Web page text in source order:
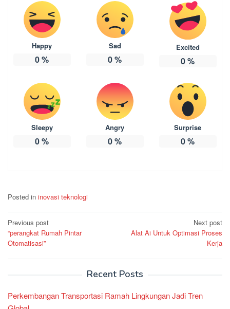
Happy
0%
Sad
0%
Excited
0%
Sleepy
0%
Angry
0%
Surprise
0%
Posted in inovasi teknologi
Post
navigation
Previous post
“perangkat Rumah Pintar
Otomatisasi”
Next post
Alat Ai Untuk Optimasi Proses
Kerja
Recent Posts
Perkembangan Transportasi Ramah Lingkungan Jadi Tren